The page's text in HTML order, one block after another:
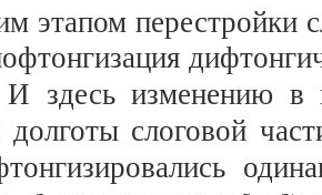
этапом перестройки
здесь изменению в
слоговой